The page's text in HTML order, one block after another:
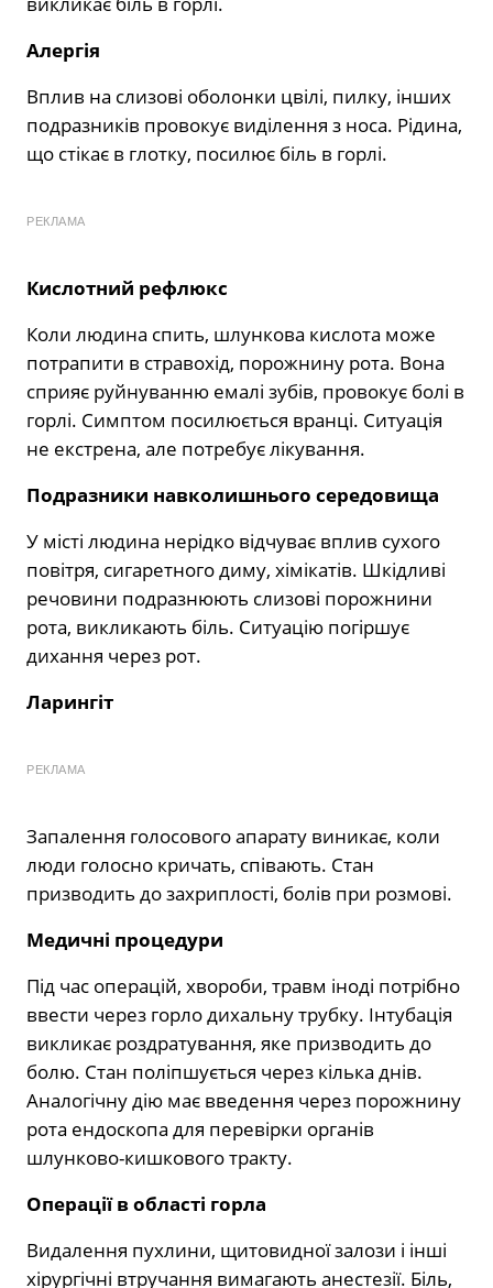
Алергія
Вплив на слизові оболонки цвілі, пилку, інших
подразників провокує виділення з носа. Рідина,
що стікає в глотку, посилює біль в горлі.
РЕКЛАМА
Кислотний рефлюкс
Коли людина спить, шлункова кислота може
потрапити в стравохід, порожнину рота. Вона
сприяє руйнуванню емалі зубів, провокує болі в
горлі. Симптом посилюється вранці. Ситуація
не екстрена, але потребує лікування.
Подразники навколишнього середовища
У місті людина нерідко відчуває вплив сухого
повітря, сигаретного диму, хімікатів. Шкідливі
речовини подразнюють слизові порожнини
рота, викликають біль. Ситуацію погіршує
дихання через рот.
Ларингіт
РЕКЛАМА
Запалення голосового апарату виникає, коли
люди голосно кричать, співають. Стан
призводить до захриплості, болів при розмові.
Медичні процедури
Під час операцій, хвороби, травм іноді потрібно
ввести через горло дихальну трубку. Інтубація
викликає роздратування, яке призводить до
болю. Стан поліпшується через кілька днів.
Аналогічну дію має введення через порожнину
рота ендоскопа для перевірки органів
шлунково-кишкового тракту.
Операції в області горла
Видалення пухлини, щитовидної залози і інші
хірургічні втручання вимагають анестезії. Біль,